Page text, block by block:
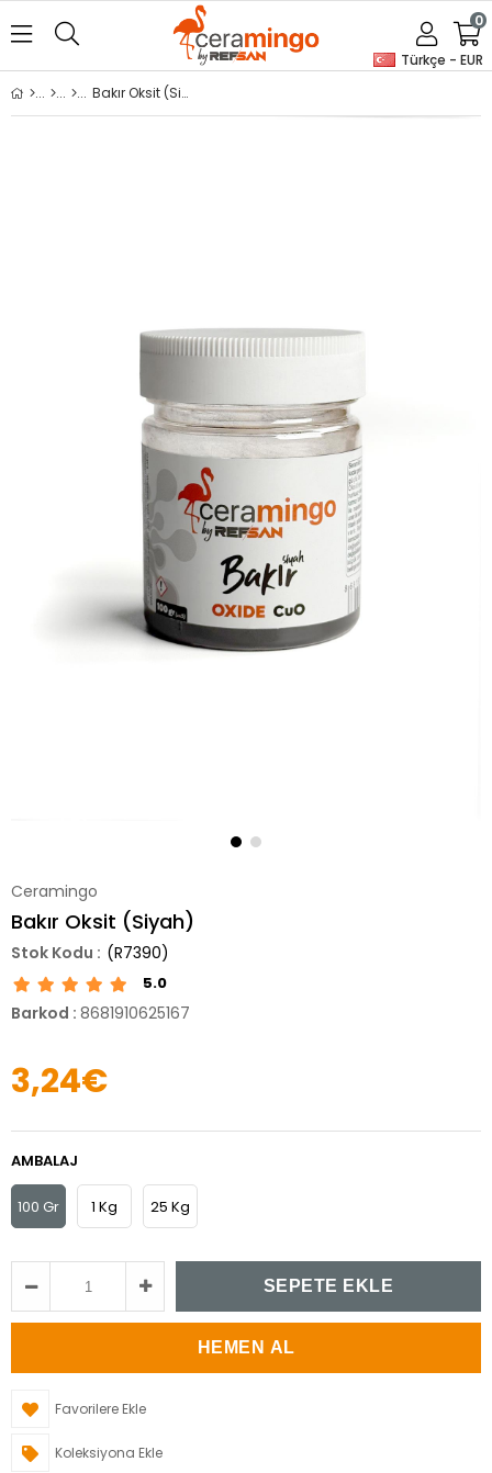
Türkçe - EUR
0
Bakır Oksit (Siyah)
Ceramingo
Bakır Oksit (Siyah)
(R7390)
5.0
Barkod : 8681910625167
3,24€
AMBALAJ
100 Gr 1 Kg 25 Kg
Favorilere Ekle
Koleksiyona Ekle